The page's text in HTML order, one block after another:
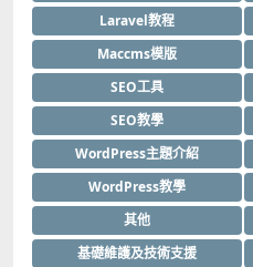
Laravel教程
Maccms模版
SEO工具
SEO教學
WordPress主題介紹
WordPress教學
其他
基礎維護及技術支援